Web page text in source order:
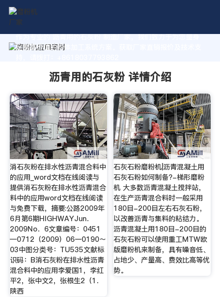
作为专业的 沥青用的石灰粉 制造厂家，我们致力于为您量身
定制高价值的粉体加工系统方案。获取厂家直销报价及技术支
沥青用的石灰粉 详情介绍
消石灰粉在排水性沥青混合料中
的应用_word文档在线阅读与
提供消石灰粉在排水性沥青混合
料中的应用word文档在线阅读
与免费下载，摘要:公路2009年
6月第6期HIGHWAYJun．
2009No．6文章编号：0451
—0712（2009）06一0190～
03中图分类号：TU535文献标
识码：B消石灰粉在排水性沥青
混合料中的应用李爱国1，李红
平2，张中文2，张根生2（1．
陕西
石灰石粉磨粉机|沥青混凝土用
石灰石粉如何制备?-梯形磨粉
机 大多数沥青混凝土搅拌站，
在生产沥青混合料时一般采用
180目-200目左右石灰石粉，
以改善沥青与集料的粘结力。
沥青混凝土用180目-200目的
石灰石粉可以使用重工MTW欧
版磨粉机来制备，具有噪音低、
占地少、产量高、费效比高等优
势。